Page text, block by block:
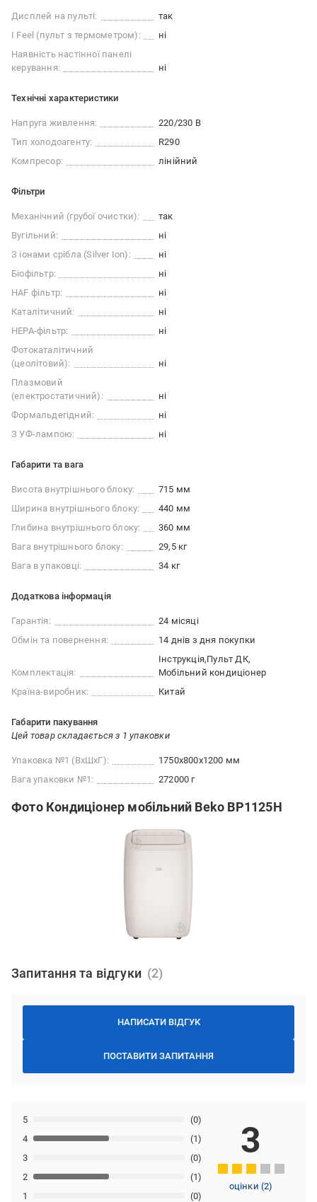
Дисплей на пульті:
так
I Feel (пульт з термометром):
ні
Наявність настінної панелі
керування:
ні
Технічні характеристики
Напруга живлення:
220/230 В
Тип холодоагенту:
R290
Компресор:
лінійний
Фільтри
Механічний (грубої очистки):
так
Вугільний:
ні
З іонами срібла (Silver Ion):
ні
Біофільтр:
ні
HAF фільтр:
ні
Каталітичний:
ні
НЕРА-фільтр:
ні
Фотокаталітичний
(цеолітовий):
ні
Плазмовий
(електростатичний):
ні
Формальдегідний:
ні
З УФ-лампою:
ні
Габарити та вага
Висота внутрішнього блоку:
715 мм
Ширина внутрішнього блоку:
440 мм
Глибина внутрішнього блоку:
360 мм
Вага внутрішнього блоку:
29,5 кг
Вага в упаковці:
34 кг
Додаткова інформація
Гарантія:
24 місяці
Обмін та повернення:
14 днів з дня покупки
Комплектація:
Інструкція Пульт ДК
Мобільний кондиціонер
Країна-виробник:
Китай
Габарити пакування
Цей товар складається з 1 упаковки
Упаковка №1 (ВхШхГ):
1750x800x1200 мм
Вага упаковки №1:
272000 г
Фото Кондиціонер мобільний Beko BP1125H
Запитання та відгуки
НАПИСАТИ ВІДГУК
ПОСТАВИТИ ЗАПИТАННЯ
1 (0)
2 (1)
3 (0)
4 (1)
5 (0)
3
оцінки(2)